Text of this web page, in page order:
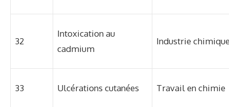
32
Intoxication au
cadmium
Industrie
33 Ulcérations cutanées Travail en chimie